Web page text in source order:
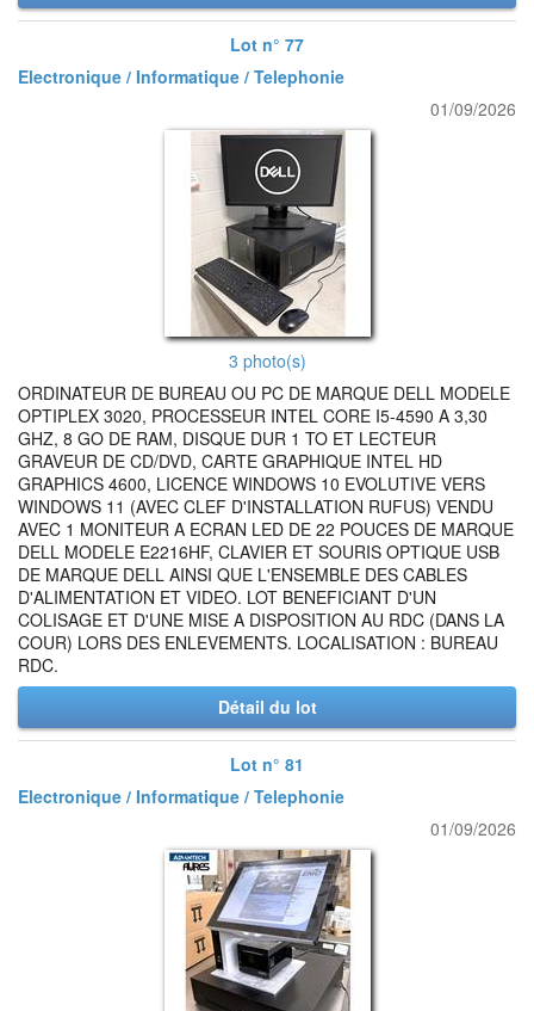
Lot n° 77
Electronique / Informatique / Telephonie
01/09/2026
3 photo(s)
ORDINATEUR DE BUREAU OU PC DE MARQUE DELL MODELE
OPTIPLEX 3020, PROCESSEUR INTEL CORE I5-4590 A 3,30
GHZ, 8 GO DE RAM, DISQUE DUR 1 TO ET LECTEUR
GRAVEUR DE CD/DVD, CARTE GRAPHIQUE INTEL HD
GRAPHICS 4600, LICENCE WINDOWS 10 EVOLUTIVE VERS
WINDOWS 11 (AVEC CLEF D'INSTALLATION RUFUS) VENDU
AVEC 1 MONITEUR A ECRAN LED DE 22 POUCES DE MARQUE
DELL MODELE E2216HF, CLAVIER ET SOURIS OPTIQUE USB
DE MARQUE DELL AINSI QUE L'ENSEMBLE DES CABLES
D'ALIMENTATION ET VIDEO. LOT BENEFICIANT D'UN
COLISAGE ET D'UNE MISE A DISPOSITION AU RDC (DANS LA
COUR) LORS DES ENLEVEMENTS. LOCALISATION : BUREAU
RDC.
Détail du lot
Lot n° 81
Electronique / Informatique / Telephonie
01/09/2026